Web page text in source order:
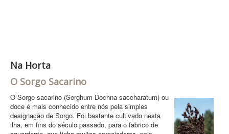
Na Horta
O Sorgo Sacarino
O Sorgo sacarino (Sorghum Dochna saccharatum) ou
doce é mais conhecido entre nós pela simples
designação de Sorgo. Foi bastante cultivado nesta
ilha, em fins do século passado, para o fabrico de